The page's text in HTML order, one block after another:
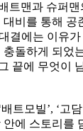
트맨과 슈퍼
비를 통해 공
결에는 이유
돌하게 되었
끝에 무엇이
트모빌’, ‘고담
에 스토리를